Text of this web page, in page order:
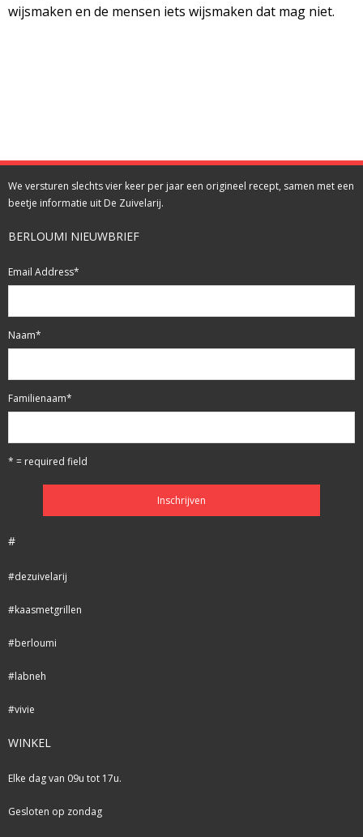
wijsmaken en de mensen iets wijsmaken dat mag niet.
We versturen slechts vier keer per jaar een origineel recept, samen met een
beetje informatie uit De Zuivelarij.
BERLOUMI NIEUWBRIEF
Email Address*
Naam*
Familienaam*
* = required field
#
#dezuivelarij
#kaasmetgrillen
#berloumi
#labneh
#vivie
WINKEL
Elke dag van 09u tot 17u.
Gesloten op zondag